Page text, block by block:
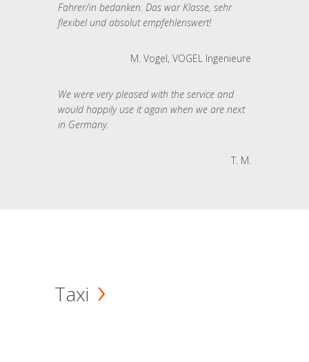
Fahrer/in bedanken. Das war Klasse, sehr
flexibel und absolut empfehlenswert!
M. Vogel, VOGEL Ingenieure
We were very pleased with the service and
would happily use it again when we are next
in Germany.
T. M.
Taxi